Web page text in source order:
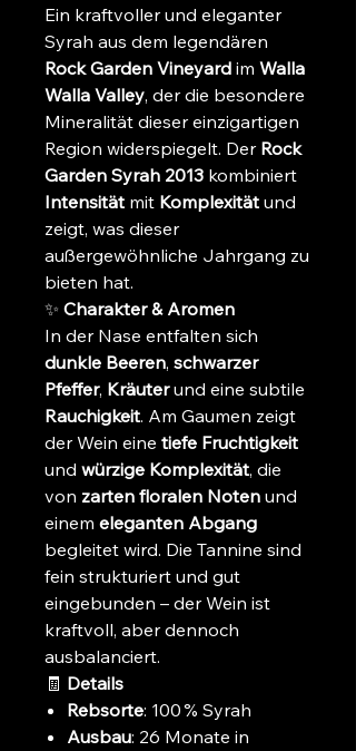
Ein kraftvoller und eleganter
Syrah aus dem legendären
Rock Garden Vineyard im Walla
Walla Valley, der die besondere
Mineralität dieser einzigartigen
Region widerspiegelt. Der Rock
Garden Syrah 2013 kombiniert
Intensität mit Komplexität und
zeigt, was dieser
außergewöhnliche Jahrgang zu
bieten hat.
✨ Charakter & Aromen
In der Nase entfalten sich
dunkle Beeren, schwarzer
Pfeffer, Kräuterund eine subtile
Rauchigkeit. Am Gaumen zeigt
der Wein eine tiefe Fruchtigkeit
und würzige Komplexität, die
von zarten floralen Noten und
einem eleganten Abgang
begleitet wird. Die Tannine sind
fein strukturiert und gut
eingebunden – der Wein ist
kraftvoll, aber dennoch
ausbalanciert.
🧾 Details
Rebsorte: 100 % Syrah
Ausbau: 26 Monate in